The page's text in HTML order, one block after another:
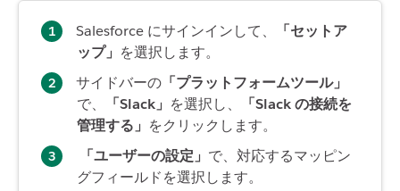
Salesforce にサインインして、
「セットア
ップ」 を選択します。
サイドバーの 「プラットフォームツール」
で、
「Slack」 を選択し、
「Slack の接続を
管理する」 をクリックします。
「ユーザーの設定」 で、対応するマッピン
グフィールドを選択します。